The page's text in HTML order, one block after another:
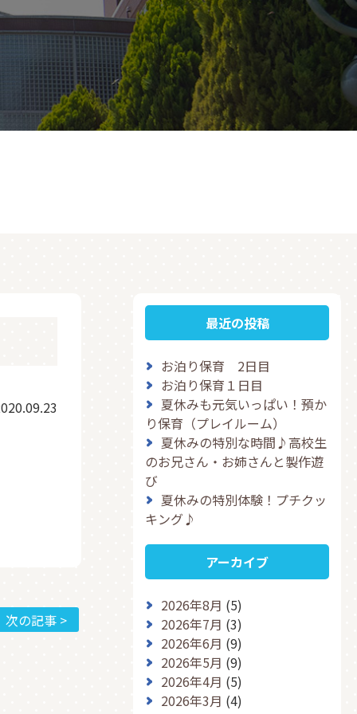
次の記事 >
最近の投稿
お泊り保育 2日目
お泊り保育１日目
夏休みも元気いっぱい！預か
り保育（プレイルーム）
夏休みの特別な時間♪高校生
のお兄さん・お姉さんと製作遊
び
夏休みの特別体験！プチクッ
キング♪
アーカイブ
2026年8月 (5)
2026年7月 (3)
2026年6月 (9)
2026年5月 (9)
2026年4月 (5)
2026年3月 (4)